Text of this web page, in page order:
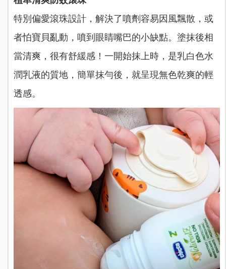
特別偏愛滾珠設計，解決了噴劑容易因風飄散，或
者怕寶貝亂動，噴到眼睛嘴巴的小缺點。塗抹後相
當清爽，很有舒緩感！一開始抹上時，是乳白色水
潤乳液的質地，簡單抹勻後，就呈現無色乾爽的輕
透感。